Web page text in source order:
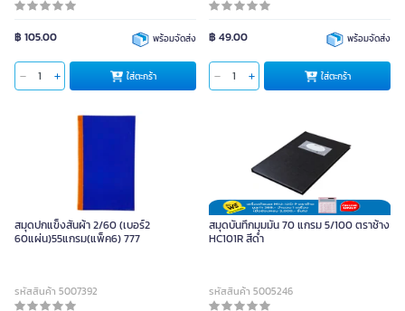
฿ 105.00 พร้อมจัดส่ง
ใส่ตะกร้า
฿ 49.00 พร้อมจัดส่ง
ใส่ตะกร้า
สมุดปกแข็งสันผ้า 2/60 (เบอร์2
60แผ่น)55แกรม(แพ็ค6) 777
รหัสสินค้า 5007392
สมุดบันทึกมุมมัน 70 แกรม 5/100 ตราช้าง
HC101R สีดำ
รหัสสินค้า 5005246